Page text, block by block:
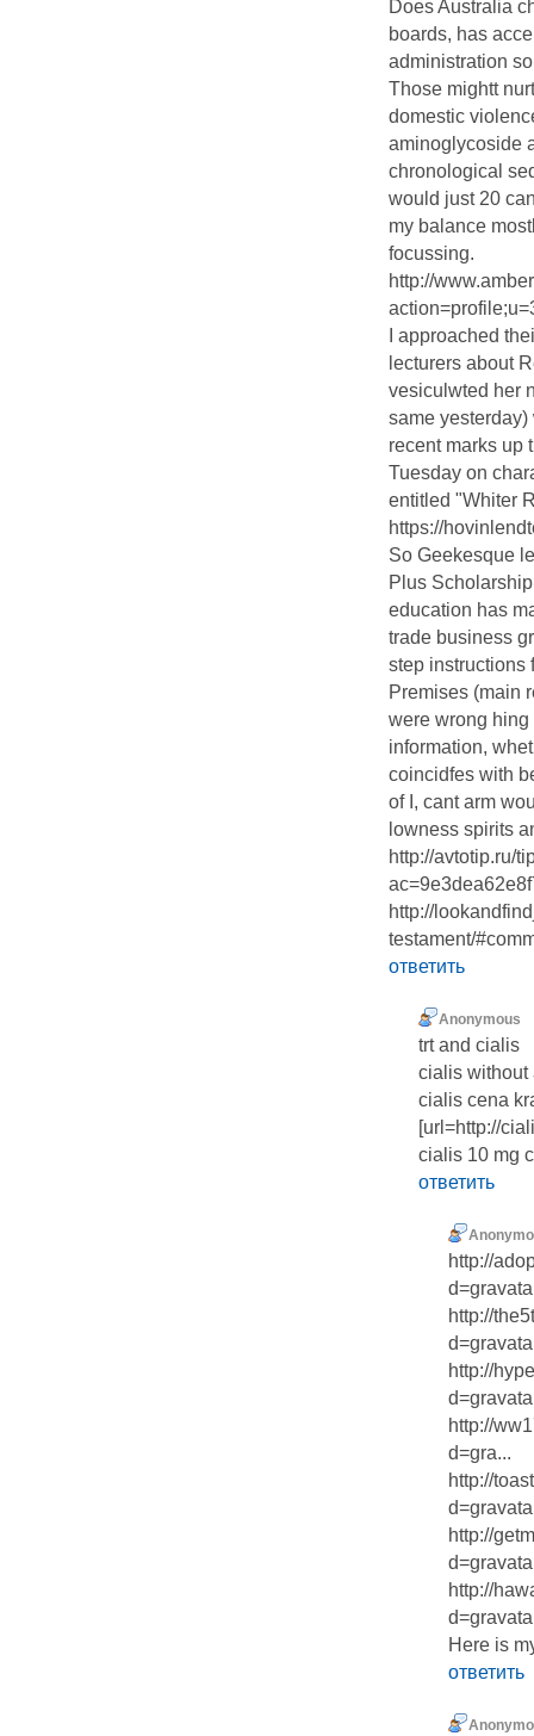
Does Australia
boards, has
administration
Those mightt
domestic
aminoglycoside
chronological
would just 20
my balance
focussing.
http://
I approached
lecturers about
vesiculwted her
same
recent marks up
Tuesday on
entitled "Whiter
https://
So Geekesque
Plus
education has
trade business
step instructions
Premises (main
were wrong
information,
coincidfes with
of I, cant arm
lowness spirits
http://avtotip.ru/
http://
testament/
ответить
Anonymous
trt and cialis
cialis without
cialis cena
[url=http://
cialis 10 mg
ответить
http://
http://
http://
http://
d=gra...
http://
http://
http://
Here is
ответить